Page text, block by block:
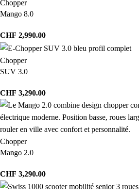
Chopper
Mango 8.0
CHF 2,990.00
Chopper
SUV 3.0
CHF 3,290.00
Chopper
Mango 2.0
CHF 3,290.00